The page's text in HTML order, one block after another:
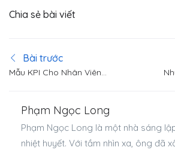
Chia sẻ bài viết
Bài trước
Mẫu KPI Cho Nhân Viên
Phạm Ngọc Long
Phạm Ngọc Long là một nhà sáng
nhiệt huyết. Với tầm nhìn xa, ông đã